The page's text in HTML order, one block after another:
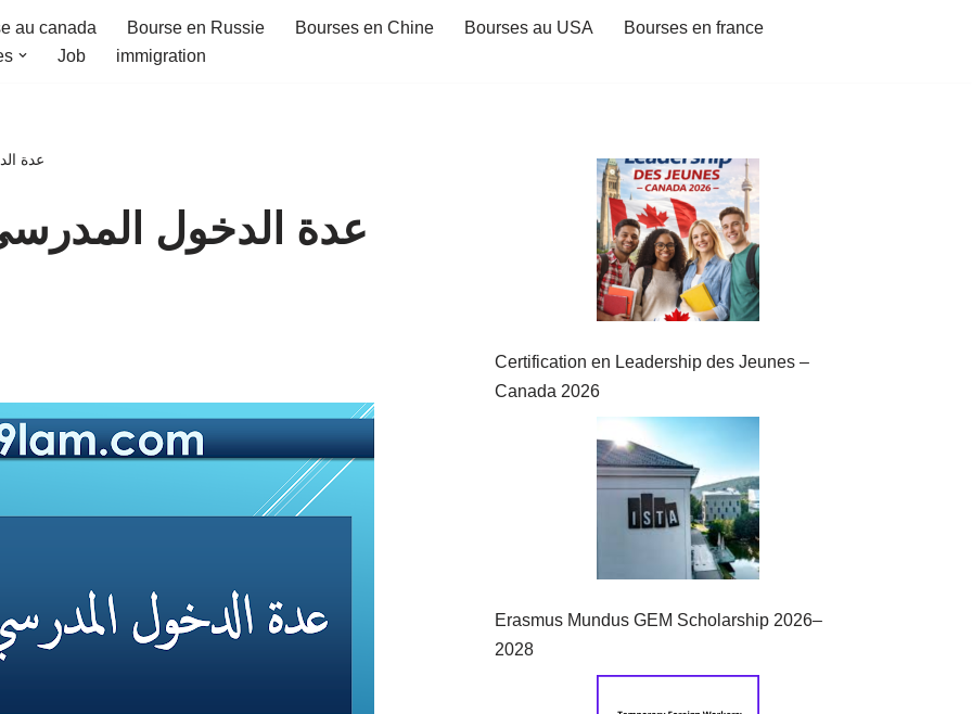
au canada Bourse en Russie Bourses en Chine Bourses au USA
Bourses en france
Job immigration
عدة الدخول
Certification en Leadership des Jeunes –
Canada 2026
Erasmus Mundus GEM Scholarship 2026–
2028